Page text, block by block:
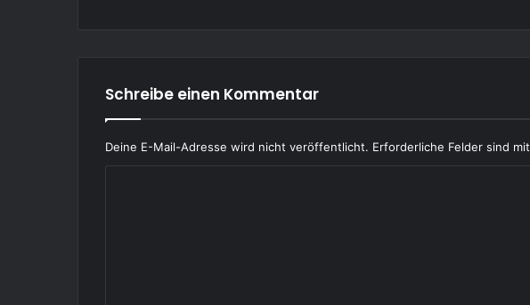
Schreibe einen Kommentar
Deine E-Mail-Adresse wird nicht veröffentlicht. Erforderliche Felder sind mit